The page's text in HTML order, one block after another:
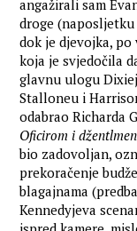
angažirali sam
droge
dok je djevojka,
koja je svjedočila
glavnu ulogu
Stalloneu i
odabrao Richarda
Oficirom i
bio zadovoljan,
prekoračenje
blagajnama
Kennedyjeva